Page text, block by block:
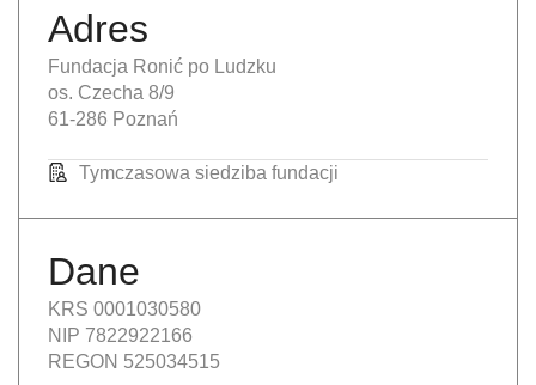
Adres
Fundacja Ronić po Ludzku
os. Czecha 8/9
61-286 Poznań
Tymczasowa siedziba fundacji
Dane
KRS 0001030580
NIP 7822922166
REGON 525034515